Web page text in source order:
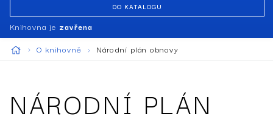
DO KATALOGU
Knihovna je zavřena
O knihovně Národní plán obnovy
NÁRODNÍ PLÁN